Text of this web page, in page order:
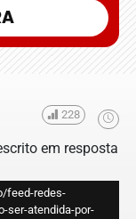
228
feed-redes-
ser-atendida-por-